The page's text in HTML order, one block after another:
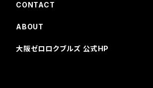
CONTACT
ABOUT
大阪ゼロロクブルズ 公式HP